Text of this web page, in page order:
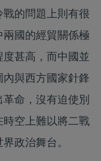
的問題上則有很
國的經貿關係極
甚高，而中國並
與西方國家針鋒
命，沒有迫使別
時空上難以將二戰
政治舞台。